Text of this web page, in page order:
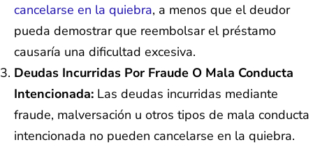
cancelarse en la quiebra, a menos que el deudor
pueda demostrar que reembolsar el préstamo
causaría una dificultad excesiva.
Deudas Incurridas Por Fraude O Mala Conducta
Intencionada: Las deudas incurridas mediante
fraude, malversación u otros tipos de mala conducta
intencionada no pueden cancelarse en la quiebra.